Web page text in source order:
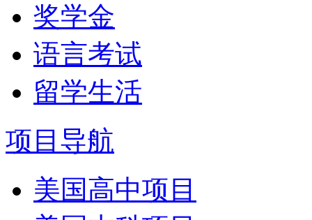
奖学金
语言考试
留学生活
项目导航
美国高中项目